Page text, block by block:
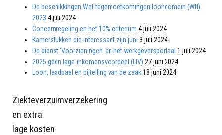
De beschikkingen Wet tegemoetkomingen loondomein (Wtl)
2023 4 juli 2024
Concernregeling en het 10%-criterium 4 juli 2024
Kamerstukken die interessant zijn juni 3 juli 2024
De dienst ‘Voorzieningen’ en het werkgeversportaal 1 juli 2024
2025 géén lage-inkomensvoordeel (LIV) 27 juni 2024
Loon, laadpaal en bijtelling van de zaak18 juni 2024
Ziekteverzuimverzekering
en extra
lage kosten